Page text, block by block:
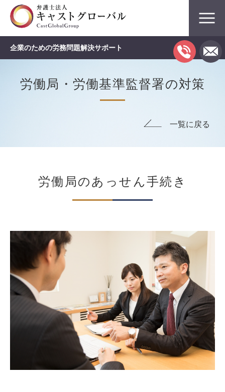
企業のための労務問題解決サポート
労働局・労働基準監督署の対策
一覧に戻る
労働局のあっせん手続き